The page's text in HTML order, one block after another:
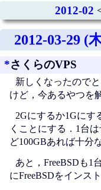
2012-02
2012-03-29 (
*さくらのVPS
新しくなったので
けど，今あるやつを
2Gにするか1Gにす
くことにする．1台
ど100GBあれば十分
あと，FreeBSDも1
にFreeBSDをインス